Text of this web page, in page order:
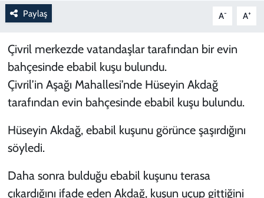
Paylaş A- A+
Çivril merkezde vatandaşlar tarafından bir evin
bahçesinde ebabil kuşu bulundu.
Çivril’in Aşağı Mahallesi’nde Hüseyin Akdağ
tarafından evin bahçesinde ebabil kuşu bulundu.
Hüseyin Akdağ, ebabil kuşunu görünce şaşırdığını
söyledi.
Daha sonra bulduğu ebabil kuşunu terasa
çıkardığını ifade eden Akdağ, kuşun uçup gittiğini